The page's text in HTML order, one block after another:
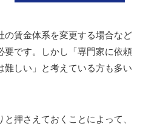
の賃金体系を変更する場合など
要です。しかし「専門家に依頼
難しい」と考えている方も多い
押さえておくことによって、